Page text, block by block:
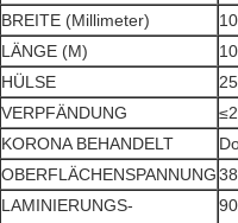
BREITE (Millimeter)
LÄNGE (M)
HÜLSE
VERPFÄNDUNG
≤2
KORONA BEHANDELT
OBERFLÄCHENSPANNUNG
LAMINIERUNGS-